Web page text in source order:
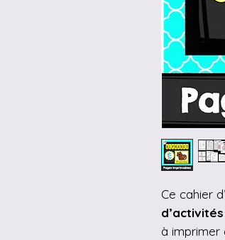
Ce cahier
d’activités
à imprimer